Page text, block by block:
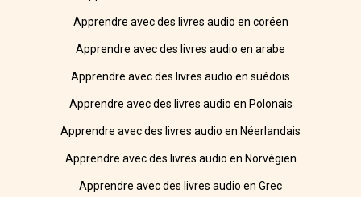
Apprendre avec des livres audio en coréen
Apprendre avec des livres audio en arabe
Apprendre avec des livres audio en suédois
Apprendre avec des livres audio en Polonais
Apprendre avec des livres audio en Néerlandais
Apprendre avec des livres audio en Norvégien
Apprendre avec des livres audio en Grec